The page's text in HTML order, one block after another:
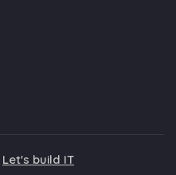
Let's build IT